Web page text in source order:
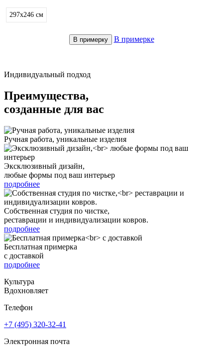
297x246 см
В примерку В примерке
Индивидуальный подход
Преимущества,
созданные для вас
Ручная работа, уникальные изделия
Эксклюзивный дизайн,
любые формы под ваш интерьер
подробнее
Собственная студия по чистке,
реставрации и индивидуализации ковров.
подробнее
Бесплатная примерка
с доставкой
подробнее
Культура
Вдохновляет
Телефон
+7 (495) 320-32-41
Электронная почта